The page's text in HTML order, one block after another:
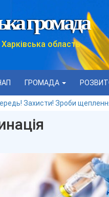
громада
область
ГРОМАДА
Захисти! Зроби